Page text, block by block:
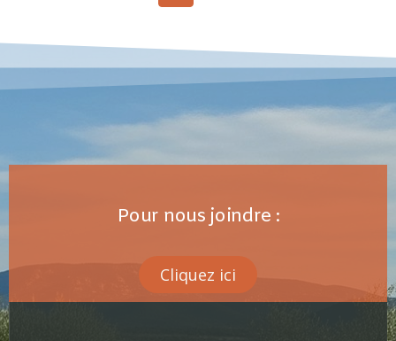
Pour nous joindre :
Cliquez ici